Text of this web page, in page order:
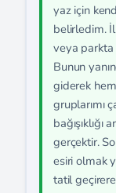
yaz için
belirledim.
veya
Bunun
giderek
gruplarımı
bağışıklığı
gerçektir.
esiri olmak
tatil